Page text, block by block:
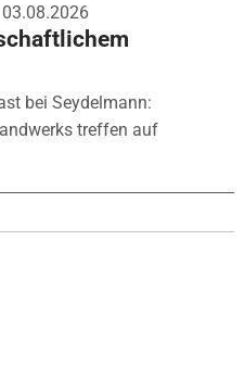
03.08.2026
bei Seydelmann:
treffen auf